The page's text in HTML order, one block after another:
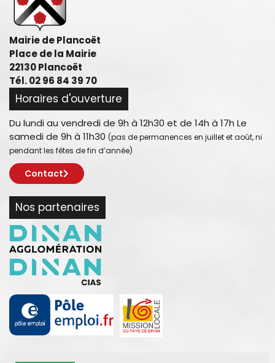
Mairie de Plancoët
Place de la Mairie
22130 Plancoët
Tél. 02 96 84 39 70
Horaires d'ouverture
Du lundi au vendredi de 9h à 12h30 et de 14h à 17h Le
samedi de 9h à 11h30 (pas de permanences en juillet et août, ni
pendant les fêtes de fin d’année)
Contact
Nos partenaires